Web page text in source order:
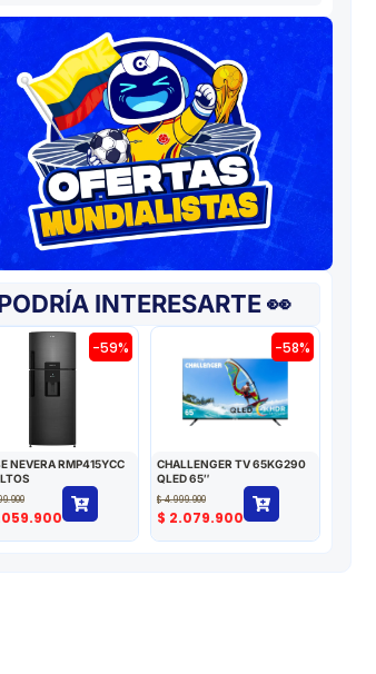
INTERESARTE 👀
-59%
NEVERA RMP415YCC
-58%
CHALLENGER TV 65KG290
QLED 65″
$4.999.900
$ 2.079.900